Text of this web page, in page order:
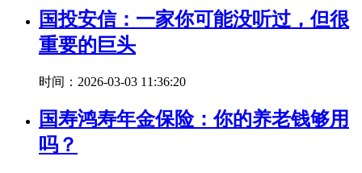
国投安信：一家你可能没听过，但很
重要的巨头
时间：2026-03-03 11:36:20
国寿鸿寿年金保险：你的养老钱够用
吗？